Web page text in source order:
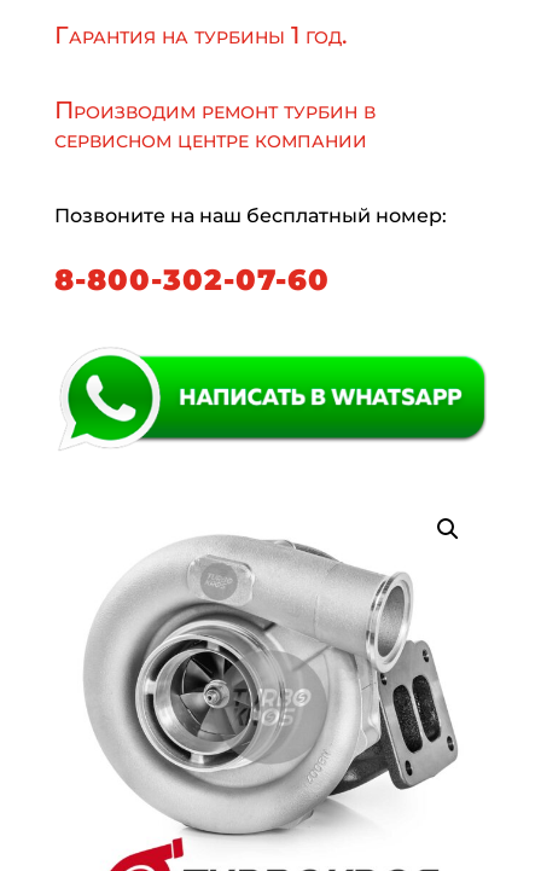
Гарантия на турбины 1 год.
Производим ремонт турбин в
сервисном центре компании
Позвоните на наш бесплатный номер:
8-800-302-07-60